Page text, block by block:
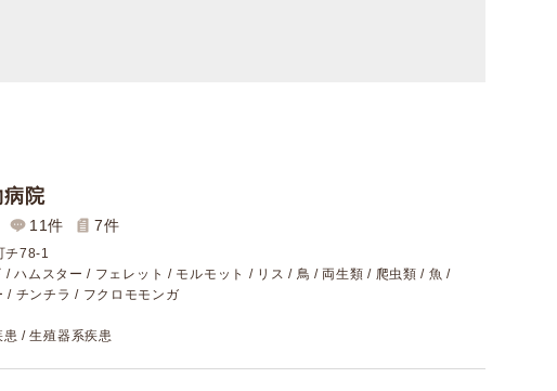
病院
11件 7件
チ78-1
/ ハムスター / フェレット / モルモット / リス / 鳥 / 両生類 / 爬虫類 / 魚 /
/ チンチラ / フクロモモンガ
/ 生殖器系疾患